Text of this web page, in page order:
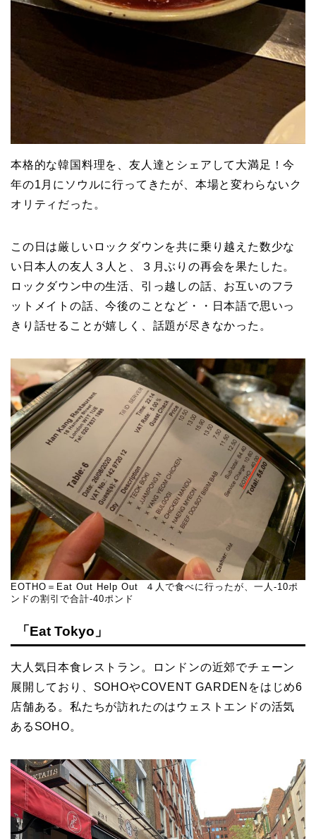
本格的な韓国料理を、友人達とシェアして大満足！今
年の1月にソウルに行ってきたが、本場と変わらないク
オリティだった。
この日は厳しいロックダウンを共に乗り越えた数少な
い日本人の友人３人と、３月ぶりの再会を果たした。
ロックダウン中の生活、引っ越しの話、お互いのフラ
ットメイトの話、今後のことなど・・日本語で思いっ
きり話せることが嬉しく、話題が尽きなかった。
EOTHO＝Eat Out Help Out ４人で食べに行ったが、一人-10ポ
ンドの割引で合計-40ポンド
「Eat Tokyo」
大人気日本食レストラン。ロンドンの近郊でチェーン
展開しており、SOHOやCOVENT GARDENをはじめ6
店舗ある。私たちが訪れたのはウェストエンドの活気
あるSOHO。